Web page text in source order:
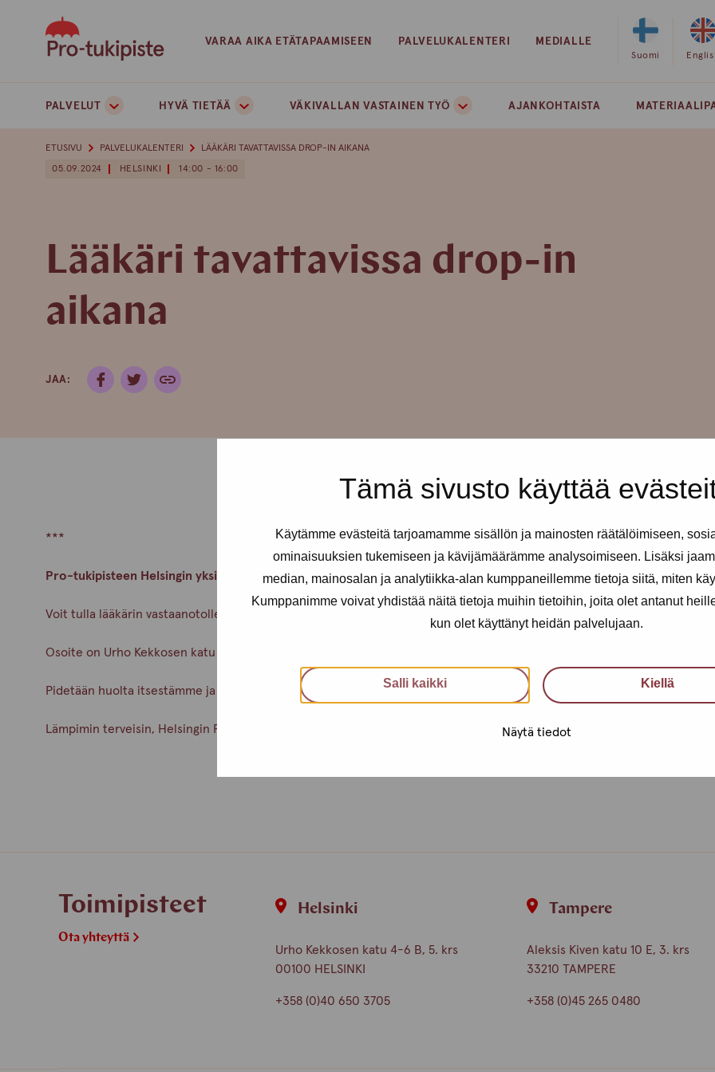
Tämä sivusto käyttää
Käytämme evästeitä tarjoamamme sisällön ja mainosten räätälöimiseen,
ominaisuuksien tukemiseen ja kävijämäärämme analysoimiseen. Lisäksi
median, mainosalan ja analytiikka-alan kumppaneillemme tietoja siitä, miten
Kumppanimme voivat yhdistää näitä tietoja muihin tietoihin, joita olet antanut
kun olet käyttänyt heidän palvelujaan.
Salli kaikki Kiellä
Näytä tiedot
VARAA AIKA ETÄTAPAAMISEEN PALVELUKALENTERI MEDIALLE
Valitse
Suomi
PALVELUT HYVÄ TIETÄÄ VÄKIVALLAN VASTAINEN TYÖ AJANKOHTAISTA
ETUSIVU PALVELUKALENTERI LÄÄKÄRI TAVATTAVISSA DROP-IN AIKANA
05.09.2024 HELSINKI 14:00 - 16:00
Lääkäri tavattavissa drop-in
aikana
JAA:
***
Pro-tukipisteen Helsingin yksikön lääkäri Pauliina Aarnioon paikalla tänään klo 14-16.
Voit tulla lääkärin vastaanotolle ilman ajanvarausta.
Osoite on Urho Kekkosen katu 4-6 B, 5krs.
Pidetään huolta itsestämme ja toisistamme!
Lämpimin terveisin, Helsingin Protukipisteen henkilökunta
Toimipisteet
Ota yhteyttä
Helsinki
Urho Kekkosen katu 4-6 B, 5. krs
00100 HELSINKI
+358 (0)40 650 3705
Tampere
Aleksis Kiven katu 10 E, 3. krs
33210 TAMPERE
+358 (0)45 265 0480